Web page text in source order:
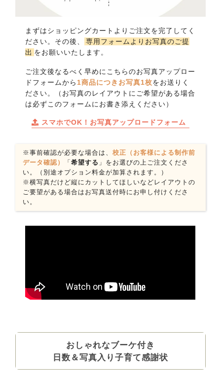
まずはショッピングカートよりご注文を完了してく
ださい。その後、
専用フォームよりお写真のご提
出 をお願いいたします。
ご注文後なるべく早めにこちらのお写真アップロー
ドフォームから 1商品につきお写真1枚をお送りく
ださい。（お写真のレイアウトにご希望がある場合
は必ずこのフォームにお書き添えください）
スマホでOK！お写真アップロードフォーム
※事前確認が必要な場合は、校正（お客様による制作前
データ確認）
「希望する 」をお選びの上ご注文くださ
い。（別途オプション料金が加算されます。）
※横写真だけど縦にカットしてほしいなどレイアウトの
ご要望がある場合はお写真送付時にお申し付けくださ
い。
おしゃれなブーケ付き
日数＆写真入り子育て感謝状